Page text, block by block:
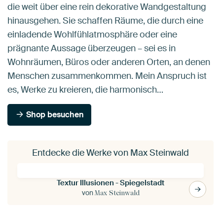
die weit über eine rein dekorative Wandgestaltung
hinausgehen. Sie schaffen Räume, die durch eine
einladende Wohlfühlatmosphäre oder eine
prägnante Aussage überzeugen – sei es in
Wohnräumen, Büros oder anderen Orten, an denen
Menschen zusammenkommen. Mein Anspruch ist
es, Werke zu kreieren, die harmonisch…
Shop besuchen
Entdecke die Werke von Max Steinwald
Textur Illusionen - Spiegelstadt
vonMax Steinwald